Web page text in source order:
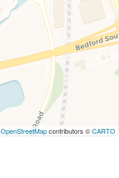
OpenStreetMapcontributors ©CARTO